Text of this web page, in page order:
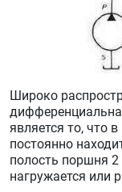
Широко
является то, что
постоянно
полость поршня 2
нагружается или